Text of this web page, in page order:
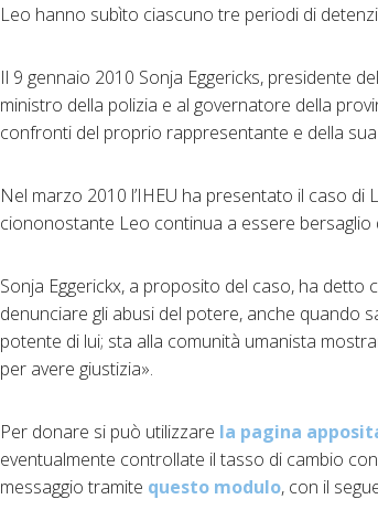
Leo hanno subìto ciascuno tre periodi di
Il 9 gennaio 2010 Sonja Eggericks, presidente
ministro della polizia e al governatore della
confronti del proprio rappresentante e della sua
Nel marzo 2010 l’IHEU ha presentato il caso
ciononostante Leo continua a essere bersaglio
Sonja Eggerickx, a proposito del caso, ha
denunciare gli abusi del potere, anche quando
potente di lui; sta alla comunità umanista
per avere giustizia».
Per donare si può utilizzare la pagina
eventualmente controllate il tasso di cambio
messaggio tramite questo modulo, con il